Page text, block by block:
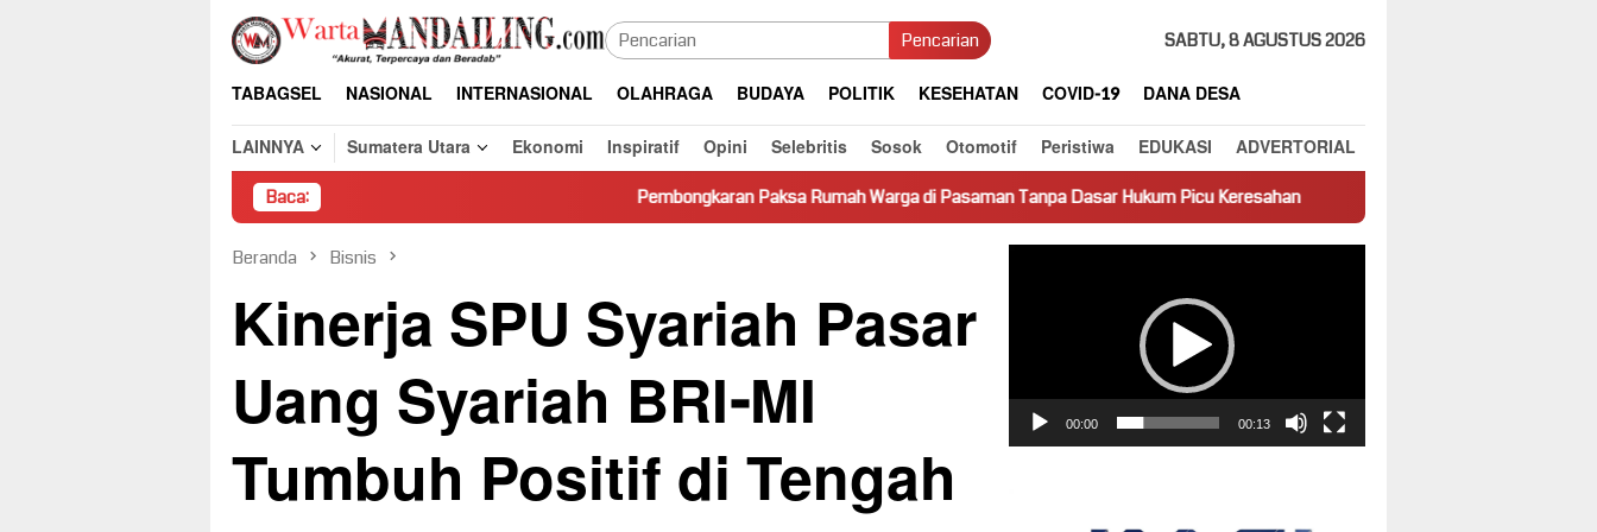
Loncat
konten
Pencarian SABTU, 8 AGUSTUS 2026
TABAGSEL NASIONAL INTERNASIONAL OLAHRAGA BUDAYA POLITIK KESEHATAN COVID-19
DANA DESA
LAINNYA
Sumatera Utara Ekonomi Inspiratif Opini Selebritis Sosok Otomotif Peristiwa EDUKASI ADVERTORIAL
Baca: Pembongkaran Paksa Rumah Warga di Pasaman Tanpa Dasar Hukum Picu Keresahan Truk Miring Hambat Arus Lalu Lintas di Jalan
Beranda Bisnis
Kinerja SPU Syariah Pasar
Uang Syariah BRI-MI
Tumbuh Positif di Tengah
00:00 00:13